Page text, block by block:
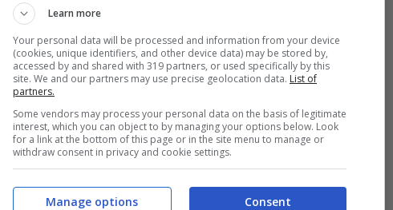
Learn more
Your personal data will be processed and information from your device
(cookies, unique identifiers, and other device data) may be stored by,
accessed by and shared with 319 partners, or used specifically by this
site. We and our partners may use precise geolocation data. List of
partners.
Some vendors may process your personal data on the basis of legitimate
interest, which you can object to by managing your options below. Look
for a link at the bottom of this page or in the site menu to manage or
withdraw consent in privacy and cookie settings.
Consent
Manage options